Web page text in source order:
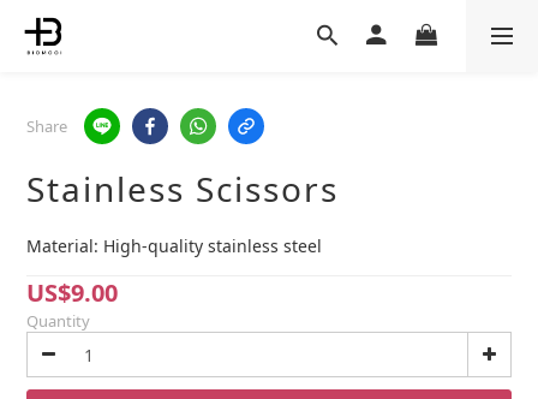
Share
Stainless Scissors
Material: High-quality stainless steel
US$9.00
Quantity